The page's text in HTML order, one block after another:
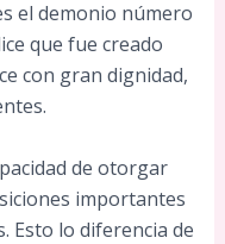
el demonio número
que fue creado
con gran dignidad,
de otorgar
importantes
Esto lo diferencia de